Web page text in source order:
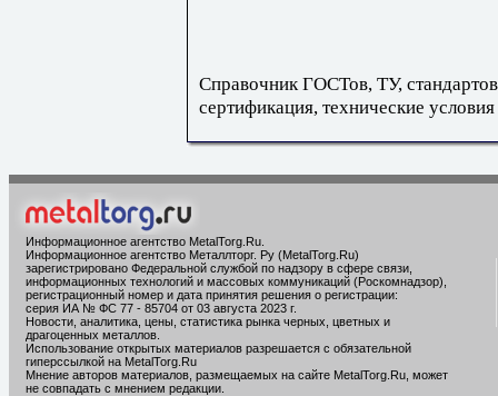
Справочник ГОСТов, ТУ,
сертификация, технические условия
Информационное агентство MetalTorg.Ru
Информационное агентство Металлторг. Ру (MetalTorg.Ru)
зарегистрировано Федеральной службой по надзору в сфере связи,
информационных технологий и массовых коммуникаций (Роскомнадзор),
регистрационный номер и дата принятия решения о регистрации:
серия ИА № ФС 77 - 85704 от 03 августа 2023 г.
Новости, аналитика, цены, статистика рынка черных, цветных и
драгоценных металлов.
Использование открытых материалов разрешается с обязательной
гиперссылкой на MetalTorg.Ru
Мнение авторов материалов, размещаемых на сайте MetalTorg.Ru, может
не совпадать с мнением редакции.